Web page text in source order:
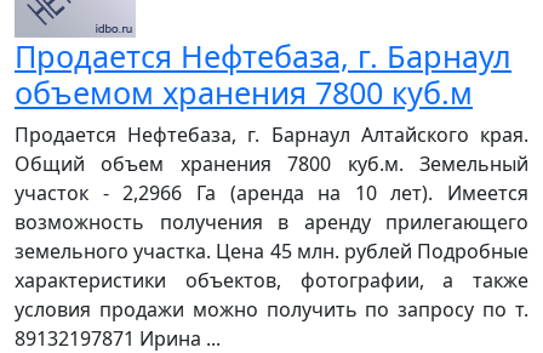
Продается Нефтебаза, г. Барнаул
объемом хранения 7800 куб.м
Продается Нефтебаза, г. Барнаул Алтайского края.
Общий объем хранения 7800 куб.м. Земельный
участок - 2,2966 Га (аренда на 10 лет). Имеется
возможность получения в аренду прилегающего
земельного участка. Цена 45 млн. рублей Подробные
характеристики объектов, фотографии, а также
условия продажи можно получить по запросу по т.
89132197871 Ирина ...